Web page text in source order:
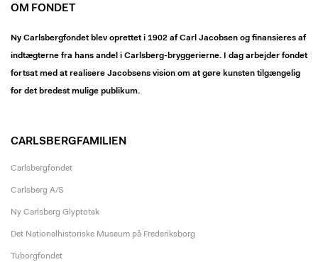
OM FONDET
Ny Carlsbergfondet blev oprettet i 1902 af Carl Jacobsen og finansieres af
indtægterne fra hans andel i Carlsberg-bryggerierne. I dag arbejder fondet
fortsat med at realisere Jacobsens vision om at gøre kunsten tilgængelig
for det bredest mulige publikum.
CARLSBERGFAMILIEN
Carlsbergfondet
Carlsberg A/S
Ny Carlsberg Glyptotek
Det Nationalhistoriske Museum på Frederiksborg
Tuborgfondet